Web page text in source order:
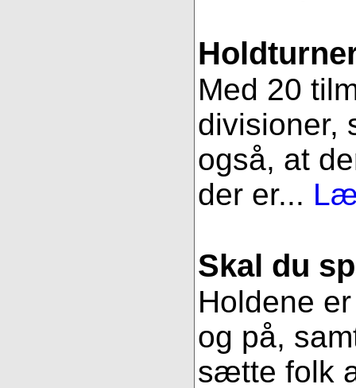
Med 20
divisioner,
også, at
der er...
Skal du
Holdene
og på,
sætte folk